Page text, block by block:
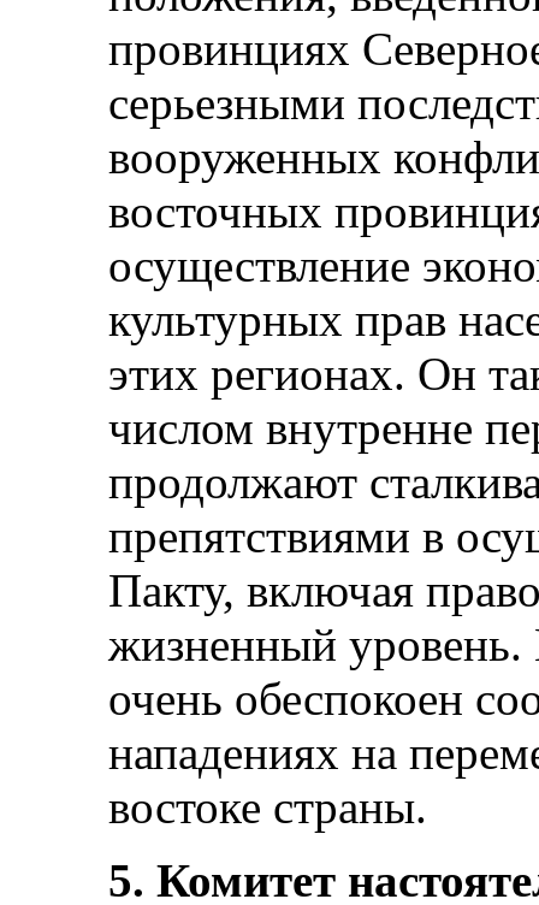
провинциях
серьезными
вооруженных
восточных
осуществление
культурных прав
этих регионах. Он
числом внутренне
продолжают
препятствиями в
Пакту, включая
жизненный уровень.
очень обеспокоен
нападениях на
востоке страны.
5. Комитет